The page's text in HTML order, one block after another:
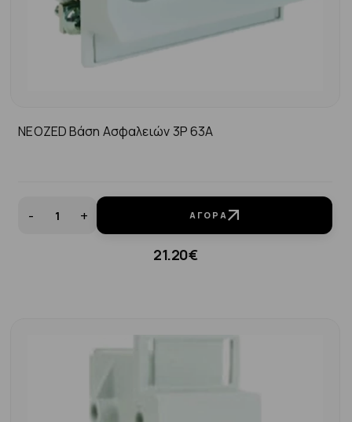
NEOZED Βάση Ασφαλειών 3P 63Α
- + ΑΓΟΡΆ
21.20€